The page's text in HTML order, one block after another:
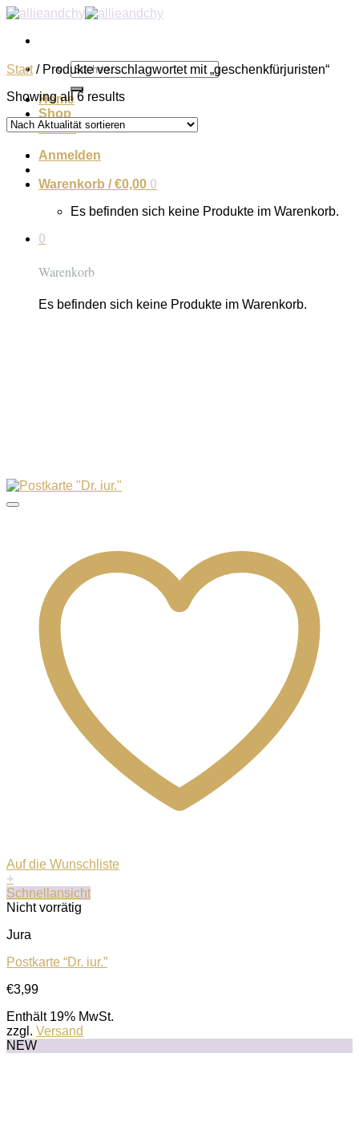
Zum
springen
Suchen
nach:
Home
Shop
About
Anmelden
Warenkorb /€0,00 0
Es befinden sich keine Produkte im Warenkorb.
0
Warenkorb
Es befinden sich keine Produkte im Warenkorb.
Start /Produkte verschlagwortet mit „geschenkfürjuristen“
Showing all 6 results
Auf die Wunschliste
+
Schnellansicht
Nicht vorrätig
Jura
Postkarte “Dr. iur.”
€3,99
Enthält 19% MwSt.
zzgl. Versand
NEW